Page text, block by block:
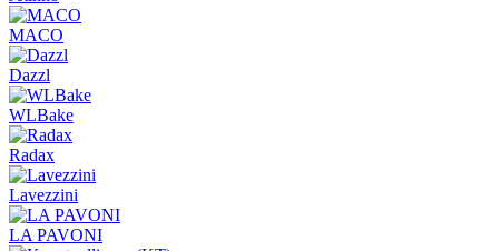
MACO
Dazzl
WLBake
Radax
Lavezzini
LA PAVONI